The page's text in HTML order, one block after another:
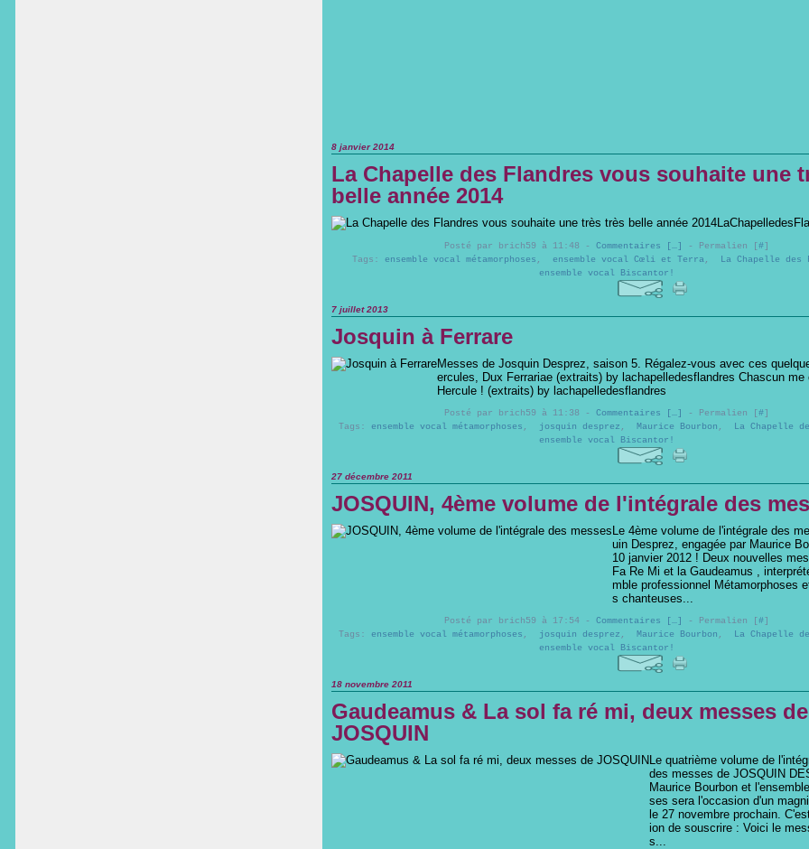
8 janvier 2014
La Chapelle des Flandres vous souhaite une
belle année 2014
Posté par brich59 à 11:48 - Commentaires […] - Permalien [#]
Tags: ensemble vocal métamorphoses , ensemble vocal Cœli et Terra, La Chapelle des
ensemble vocal Biscantor!
7 juillet 2013
Josquin à Ferrare
Messes de Josquin Desprez, saison 5. Régalez-vous avec ces
ercules, Dux Ferrariae (extraits) by lachapelledesflandres Chascun
Hercule ! (extraits) by lachapelledesflandres
Posté par brich59 à 11:38 - Commentaires […] - Permalien [#]
Tags: ensemble vocal métamorphoses , josquin desprez , Maurice Bourbon , La Chapelle
ensemble vocal Biscantor!
27 décembre 2011
JOSQUIN, 4ème volume de l'intégrale des
Le 4ème volume de l'intégrale des
uin Desprez, engagée par Maurice
10 janvier 2012 ! Deux nouvelles
Fa Re Mi et la Gaudeamus ,
mble professionnel Métamorphoses
s chanteuses...
Posté par brich59 à 17:54 - Commentaires […] - Permalien [#]
Tags: ensemble vocal métamorphoses , josquin desprez , Maurice Bourbon , La Chapelle
ensemble vocal Biscantor!
18 novembre 2011
Gaudeamus & La sol fa ré mi, deux messes de
JOSQUIN
Le quatrième volume de
des messes de JOSQUIN
Maurice Bourbon et
ses sera l'occasion d'un
le 27 novembre prochain.
ion de souscrire : Voici le
s...